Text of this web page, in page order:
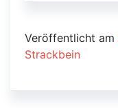
Veröffentlicht am
Strackbein